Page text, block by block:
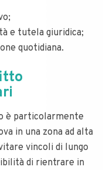
e tutela giuridica;
quotidiana.
è particolarmente
in una zona ad alta
vincoli di lungo
di rientrare in